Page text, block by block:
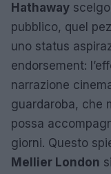
Hathaway
pubblico, quel
uno status
endorsement:
narrazione
guardaroba, che
possa
giorni. Questo
Mellier London